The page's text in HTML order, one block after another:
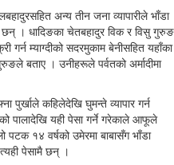
अन्य तीन जना व्यापारीले भाँडा
छन् । धादिङका चेतबहादुर विक र विसु गुरुङ
गर्न म्याग्दीको सदरमुकाम बेनीसहित यहाँका
बताए । उनीहरूले पर्वतको अर्मादीमा
पुर्खाले कहिलेदेखि घुमन्ते व्यापार गर्न
पालादेखि यही पेसा गर्ने गरेकाले आफूले
पटक १४ वर्षको उमेरमा बाबासँग भाँडा
पेसामै छन् ।